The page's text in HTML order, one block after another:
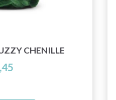
CHENILLE